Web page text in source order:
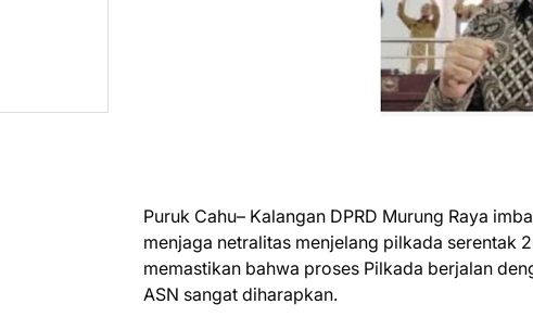
Puruk Cahu– Kalangan DPRD Murung Raya
menjaga netralitas menjelang pilkada serentak
memastikan bahwa proses Pilkada berjalan
ASN sangat diharapkan.